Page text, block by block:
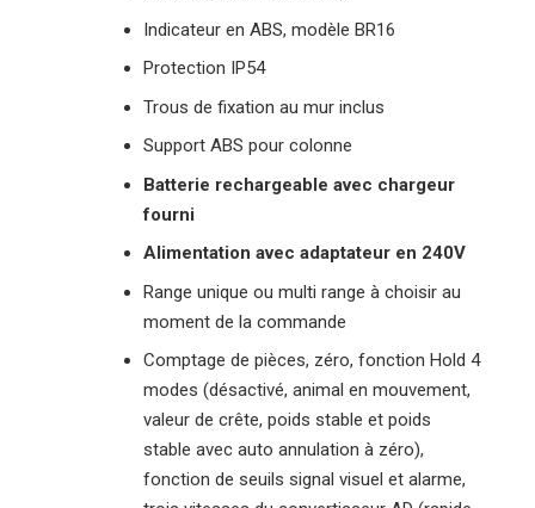
Indicateur en ABS, modèle BR16
Protection IP54
Trous de fixation au mur inclus
Support ABS pour colonne
Batterie rechargeable avec chargeur
fourni
Alimentation avec adaptateur en 240V
Range unique ou multi range à choisir au
moment de la commande
Comptage de pièces, zéro, fonction Hold 4
modes (désactivé, animal en mouvement,
valeur de crête, poids stable et poids
stable avec auto annulation à zéro),
fonction de seuils signal visuel et alarme,